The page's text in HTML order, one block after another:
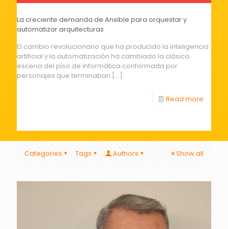
La creciente demanda de Ansible para orquestar y
automatizar arquitecturas
El cambio revolucionario que ha producido la inteligencia
artificial y la automatización ha cambiado la clásica
escena del piso de informática conformada por
personajes que terminaban […]
Read more
Categories Tags Authors Show all